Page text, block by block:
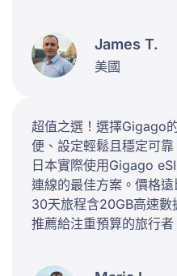
James T.
美國
超值之選！選擇Gigago
便、設定輕鬆且穩定可
日本實際使用Gigago
連線的最佳方案。價格
30天旅程含20GB高速
推薦給注重預算的旅行者